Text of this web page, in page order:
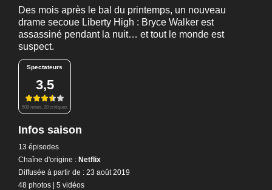
Des mois après le bal du printemps, un nouveau
drame secoue Liberty High : Bryce Walker est
assassiné pendant la nuit… et tout le monde est
suspect.
Spectateurs
3,5
509 notes, 20 critiques
Infos saison
13 épisodes
Chaîne d'origine : Netflix
Diffusée à partir de : 23 août 2019
48 photos | 5 vidéos